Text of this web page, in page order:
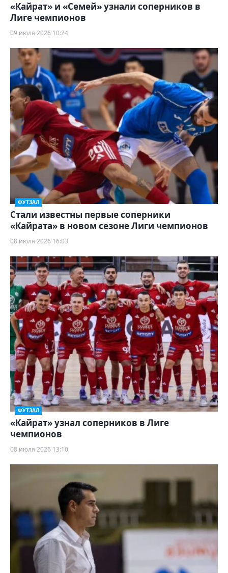
«Кайрат» и «Семей» узнали соперников в
Лиге чемпионов
09 июля 2026 10:24
ФУТЗАЛ
Стали известны первые соперники
«Кайрата» в новом сезоне Лиги чемпионов
08 июля 2026 16:03
ФУТЗАЛ
«Кайрат» узнал соперников в Лиге
чемпионов
08 июля 2026 13:10